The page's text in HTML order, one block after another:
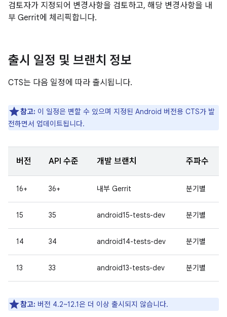
검토자가 지정되어 변경사항을 검토하고, 해당 변경사항을 내
부 Gerrit에 체리픽합니다.
출시 일정 및 브랜치 정보
CTS는 다음 일정에 따라 출시됩니다.
참고: 이 일정은 변할 수 있으며 지정된 Android 버전용 CTS가 발
전하면서 업데이트됩니다.
버전 API 수준 개발 브랜치 주파수
16+ 36+ 내부 Gerrit 분기별
15 35 android15-tests-dev 분기별
14 34 android14-tests-dev 분기별
13 33 android13-tests-dev 분기별
참고: 버전 4.2~12.1은 더 이상 출시되지 않습니다.